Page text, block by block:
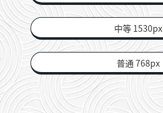
中等 1530px
普通 768px